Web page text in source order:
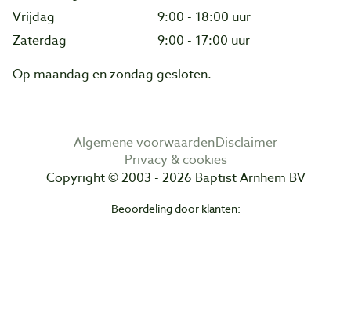
Vrijdag
9:00 - 18:00 uur
Zaterdag
9:00 - 17:00 uur
Op maandag en zondag gesloten.
Algemene voorwaardenDisclaimer
Privacy & cookies
Copyright © 2003 - 2026 Baptist Arnhem BV
Beoordeling door klanten: